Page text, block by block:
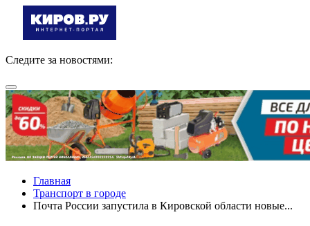
Следите за новостями:
Главная
Транспорт в городе
Почта России запустила в Кировской области новые...